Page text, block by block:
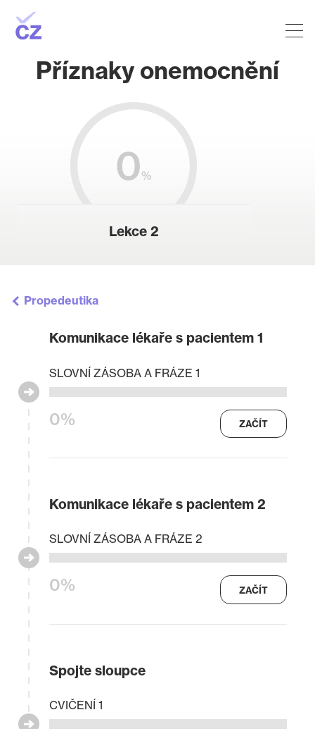
Příznaky onemocnění
0%
Lekce 2
Propedeutika
Komunikace lékaře s pacientem 1
0%
SLOVNÍ ZÁSOBA A FRÁZE 1
ZAČÍT
Komunikace lékaře s pacientem 2
0%
SLOVNÍ ZÁSOBA A FRÁZE 2
ZAČÍT
Spojte sloupce
CVIČENÍ 1